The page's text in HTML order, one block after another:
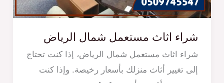
شراء اثاث مستعمل شمال الرياض
شراء اثاث مستعمل شمال الرياض، إذا كنت تحتاج
إلى تغيير أثاث منزلك بأسعار رخيصة. وإذا كنت